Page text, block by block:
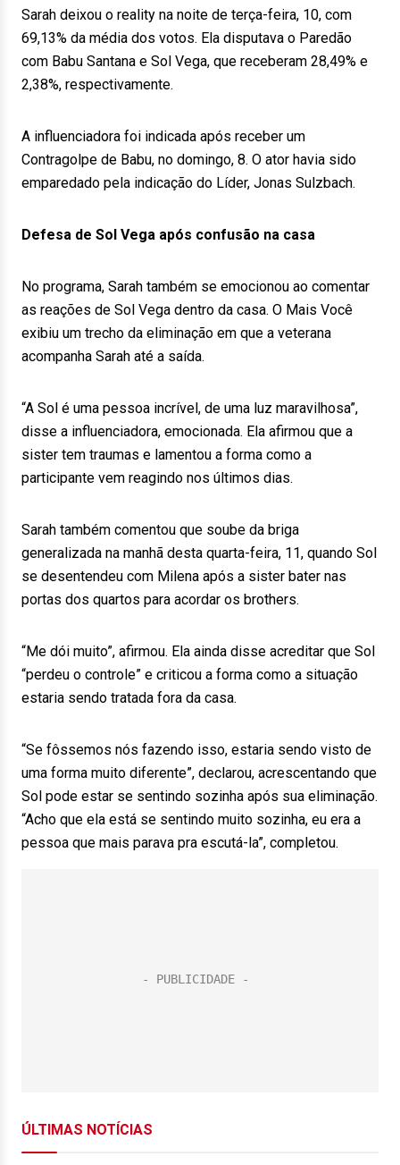
Sarah deixou o reality na noite de terça-feira, 10, com
69,13% da média dos votos. Ela disputava o Paredão
com Babu Santana e Sol Vega, que receberam 28,49% e
2,38%, respectivamente.
A influenciadora foi indicada após receber um
Contragolpe de Babu, no domingo, 8. O ator havia sido
emparedado pela indicação do Líder, Jonas Sulzbach.
Defesa de Sol Vega após confusão na casa
No programa, Sarah também se emocionou ao comentar
as reações de Sol Vega dentro da casa. O Mais Você
exibiu um trecho da eliminação em que a veterana
acompanha Sarah até a saída.
“A Sol é uma pessoa incrível, de uma luz maravilhosa”,
disse a influenciadora, emocionada. Ela afirmou que a
sister tem traumas e lamentou a forma como a
participante vem reagindo nos últimos dias.
Sarah também comentou que soube da briga
generalizada na manhã desta quarta-feira, 11, quando Sol
se desentendeu com Milena após a sister bater nas
portas dos quartos para acordar os brothers.
“Me dói muito”, afirmou. Ela ainda disse acreditar que Sol
“perdeu o controle” e criticou a forma como a situação
estaria sendo tratada fora da casa.
“Se fôssemos nós fazendo isso, estaria sendo visto de
uma forma muito diferente”, declarou, acrescentando que
Sol pode estar se sentindo sozinha após sua eliminação.
“Acho que ela está se sentindo muito sozinha, eu era a
pessoa que mais parava pra escutá-la”, completou.